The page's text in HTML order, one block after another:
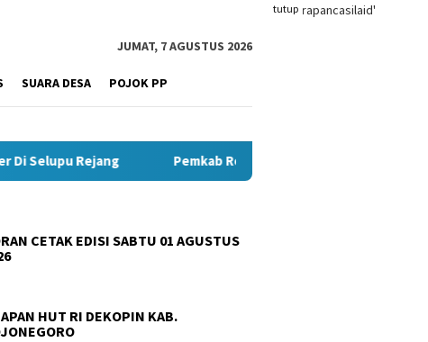
tutup
JUMAT, 7 AGUSTUS 2026
SUARA DESA POJOK PP
Pemkab Rejang Lebong Percepat Capaian UCJ 2026, Ribuan
CETAK EDISI SABTU 01 AGUSTUS
HUT RI DEKOPIN KAB.